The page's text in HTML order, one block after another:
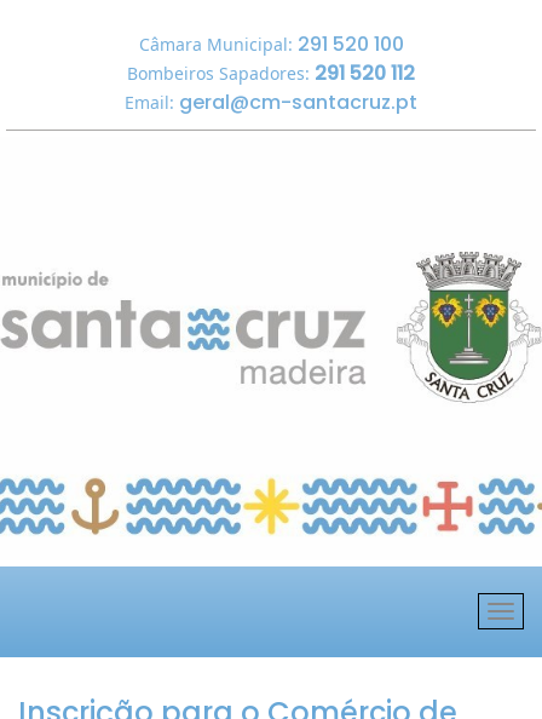
Câmara Municipal: 291 520 100
Bombeiros Sapadores: 291 520 112
Email: geral@cm-santacruz.pt